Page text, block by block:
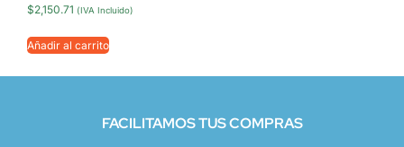
$2,150.71 (IVA Incluido)
Añadir al carrito
FACILITAMOS TUS COMPRAS